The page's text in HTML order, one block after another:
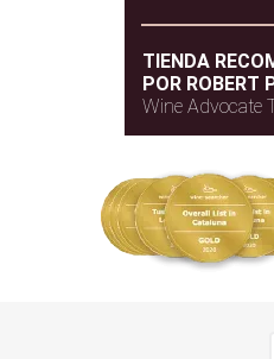
TIENDA
POR ROBERT
Wine Advocate